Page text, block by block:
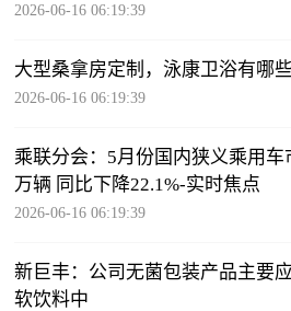
2026-06-16 06:19:39
大型桑拿房定制，泳康卫浴有哪些
2026-06-16 06:19:39
乘联分会：5月份国内狭义乘用车
万辆 同比下降22.1%-实时焦点
2026-06-16 06:19:39
新巨丰：公司无菌包装产品主要
软饮料中